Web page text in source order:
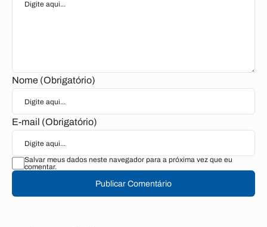
Nome (Obrigatório)
E-mail (Obrigatório)
Salvar meus dados neste navegador para a próxima vez que eu
comentar.
Publicar Comentário